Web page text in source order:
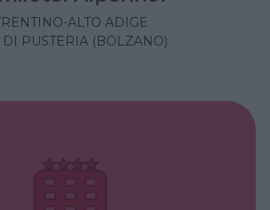
ALTO ADIGE
DI PUSTERIA (BOLZANO)